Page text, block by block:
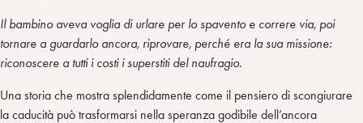
Il bambino aveva voglia di urlare per lo spavento e correre via, poi
tornare a guardarlo ancora, riprovare, perché era la sua missione:
riconoscere a tutti i costi i superstiti del naufragio.
Una storia che mostra splendidamente come il pensiero di scongiurare
la caducità può trasformarsi nella speranza godibile dell’ancora